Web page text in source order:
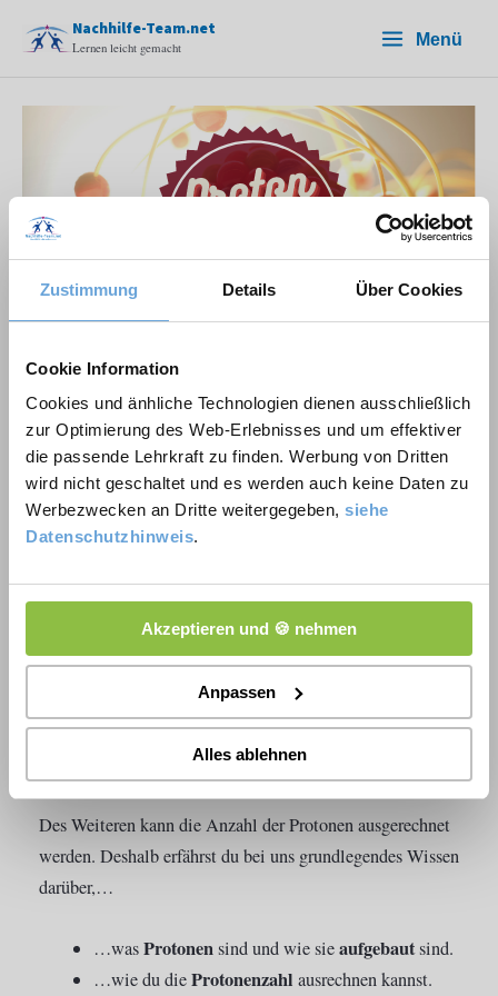
Zustimmung Details Über Cookies
Cookie Information
Cookies und änhliche Technologien dienen ausschließlich
zur Optimierung des Web-Erlebnisses und um effektiver
die passende Lehrkraft zu finden. Werbung von Dritten
wird nicht geschaltet und es werden auch keine Daten zu
Werbezwecken an Dritte weitergegeben, siehe
Datenschutzhinweis.
Akzeptieren und 🍪 nehmen
Anpassen
Alles ablehnen
Inhalt
Nachhilfe-Team.net
Lernen leicht gemacht Menü
schnell erklärt! (+
Rechnung)
Ein Kommentar / Chemie , Nebenfach
4,50von 5 Sterne
Solltest du dich schon immer gefragt haben, woraus
kleinen Baustein dazu liefern. Denn das Proton ist neben
dem Neutron, ein Bestandteil von Atomen.
Alles um dich herum besteht aus Atomen und somit
aus Materie. Selbst du!
Des Weiteren kann die Anzahl der Protonen ausgerechnet
werden. Deshalb erfährst du bei uns grundlegendes Wissen
darüber,…
…wasProtonensind und wie sieaufgebautsind.
…wie du dieProtonenzahl ausrechnen kannst.